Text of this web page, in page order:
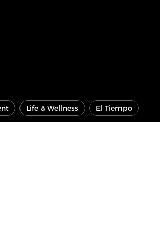
Life & Wellness El Tiempo